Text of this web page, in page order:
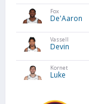
Fox
De'Aaron
Vassell
Devin
Kornet
Luke